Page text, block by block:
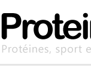
contenu